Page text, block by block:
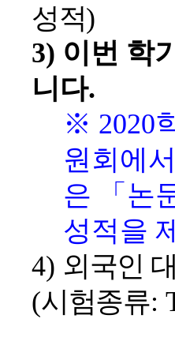
성적)
3) 이번 학
니다.
※ 2020
원회에
은
「 논
성적을
4) 외국인
(시험종류: